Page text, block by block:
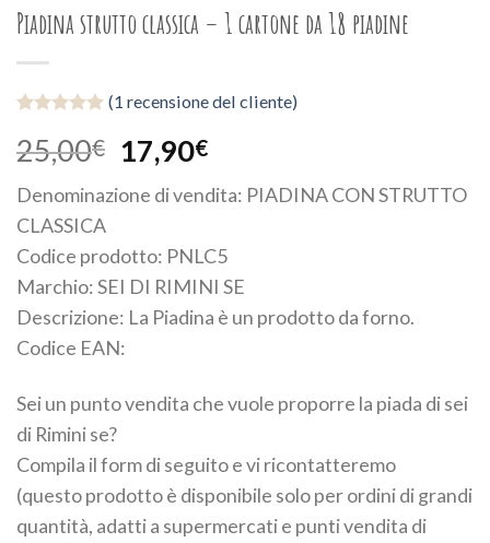
Piadina strutto classica – 1 cartone da 18 piadine
5.00su 5
su base di
(1 recensione del cliente)
25,00€ 17,90€
Denominazione di vendita: PIADINA CON STRUTTO
CLASSICA
Codice prodotto: PNLC5
Marchio: SEI DI RIMINI SE
Descrizione: La Piadina è un prodotto da forno.
Codice EAN:
Sei un punto vendita che vuole proporre la piada di sei
di Rimini se?
Compila il form di seguito e vi ricontatteremo
(questo prodotto è disponibile solo per ordini di grandi
quantità, adatti a supermercati e punti vendita di